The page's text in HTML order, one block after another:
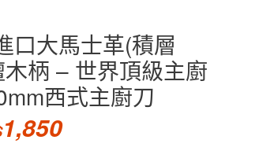
大馬士革(積層
柄 – 世界頂級主廚
西式主廚刀
1,850